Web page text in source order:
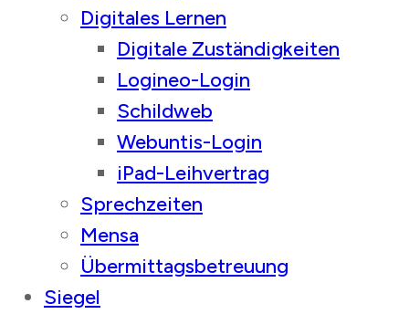
Digitales Lernen
Digitale Zuständigkeiten
Logineo-Login
Schildweb
Webuntis-Login
iPad-Leihvertrag
Sprechzeiten
Mensa
Übermittagsbetreuung
Siegel